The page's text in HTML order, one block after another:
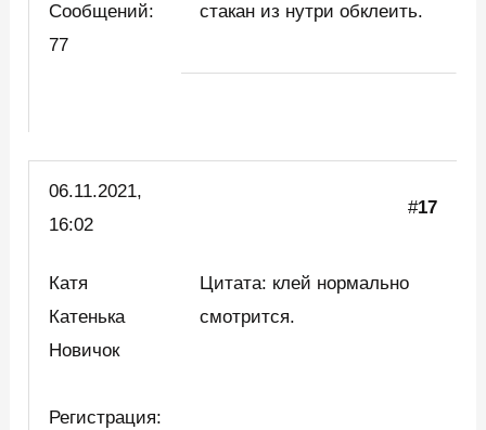
Сообщений:
77
стакан из нутри обклеить.
06.11.2021,
16:02
#17
Катя
Катенька
Новичок
Регистрация:
Цитата: клей нормально
смотрится.